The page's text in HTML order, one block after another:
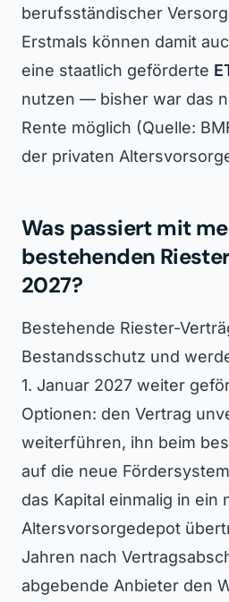
berufsständischer
Erstmals können damit
eine staatlich geförderte
nutzen — bisher war das
Rente möglich (Quelle:
der privaten
Was passiert mit
bestehenden
2027?
Bestehende Riester-
Bestandsschutz und
1. Januar 2027 weiter
Optionen: den Vertrag
weiterführen, ihn beim
auf die neue
das Kapital einmalig in ein
Altersvorsorgedepot
Jahren nach
abgebende Anbieter den